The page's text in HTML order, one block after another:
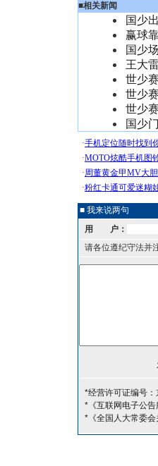
■相关新闻
国少
赢球
国少
王大
世少
世少
世少
国少
■ 我来说两句
用 户：
请各位遵纪守法并
*经营许可证编号
*《互联网电子公告
*《全国人大常委会